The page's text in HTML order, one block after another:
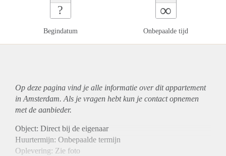
?
Begindatum
∞
Onbepaalde tijd
Op deze pagina vind je alle informatie over ditappartement
in Amsterdam. Als je vragen hebt kun je contact opnemen
met de aanbieder.
Object: Direct bij de eigenaar
Huurtermijn: Onbepaalde termijn
Oplevering: Zie foto